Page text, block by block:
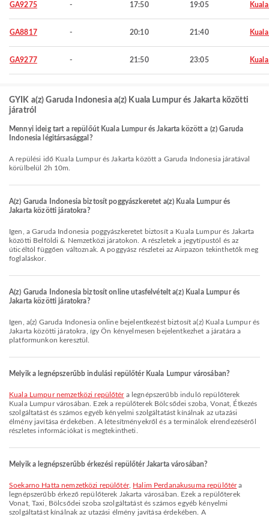
GA9275 - 17:50 19:05
GA8817 - 20:10 21:40
GA9277 - 21:50 23:05
GYIK a(z) Garuda Indonesia a(z) Kuala Lumpur és Jakarta közötti
járatról
Mennyi ideig tart a repülőút Kuala Lumpur és Jakarta között a (z) Garuda
Indonesia légitársasággal?
A repülési idő Kuala Lumpur és Jakarta között a Garuda Indonesia járatával
körülbelül 2h 10m.
A(z) Garuda Indonesia biztosít poggyászkeretet a(z) Kuala Lumpur és
Jakarta közötti járatokra?
Igen, a Garuda Indonesia poggyászkeretet biztosít a Kuala Lumpur és Jakarta
közötti Belföldi & Nemzetközi járatokon. A részletek a jegytípustól és az
úticéltól függően változnak. A poggyász részletei az Airpazon tekinthetők meg
foglaláskor.
A(z) Garuda Indonesia biztosít online utasfelvételt a(z) Kuala Lumpur és
Jakarta közötti járatokra?
Igen, a(z) Garuda Indonesia online bejelentkezést biztosít a(z) Kuala Lumpur és
Jakarta közötti járatokra, így Ön kényelmesen bejelentkezhet a járatára a
platformunkon keresztül.
Melyik a legnépszerűbb indulási repülőtér Kuala Lumpur városában?
Kuala Lumpur nemzetközi repülőtéra legnépszerűbb induló repülőterek
Kuala Lumpur városában. Ezek a repülőterek Bölcsődei szoba, Vonat, Étkezés
szolgáltatást és számos egyéb kényelmi szolgáltatást kínálnak az utazási
élmény javítása érdekében. A létesítményekről és a terminálok elrendezéséről
részletes információkat is megtekintheti.
Melyik a legnépszerűbb érkezési repülőtér Jakarta városában?
Soekarno Hatta nemzetközi repülőtér, Halim Perdanakusuma repülőtéra
legnépszerűbb érkező repülőterek Jakarta városában. Ezek a repülőterek
Vonat, Taxi, Bölcsődei szoba szolgáltatást és számos egyéb kényelmi
szolgáltatást kínálnak az utazási élmény javítása érdekében. A